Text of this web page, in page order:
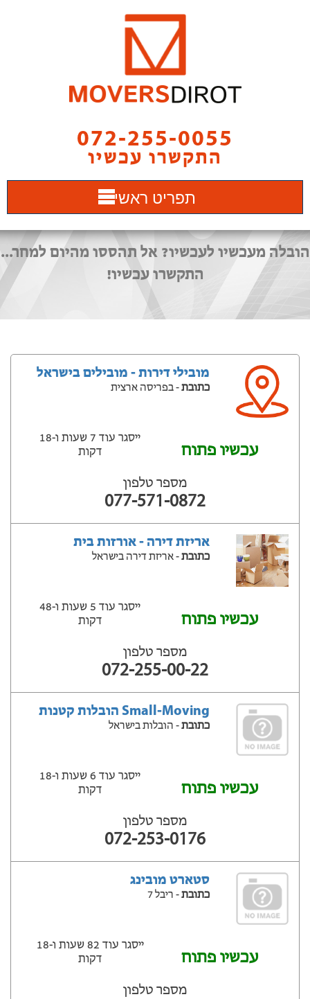
072-255-0055
התקשרו עכשיו
תפריט ראשי
הובלה מעכשיו לעכשיו? אל תהססו מהיום למחר...
התקשרו עכשיו!
מובילי דירות - מובילים בישראל
כתובת- בפריסה ארצית
עכשיו פתוח
ייסגר עוד 7 שעות ‫ו-18
דקות
מספר טלפון
077-571-0872
אריזת דירה - אורזות בית
כתובת- אריזת דירה בישראל
עכשיו פתוח
ייסגר עוד 5 שעות ‫ו-48
דקות
מספר טלפון
072-255-00-22
Small-Moving הובלות קטנות
כתובת- הובלות בישראל
עכשיו פתוח
ייסגר עוד 6 שעות ‫ו-18
דקות
מספר טלפון
072-253-0176
סטארט מובינג
כתובת- ריבל 7
עכשיו פתוח
ייסגר עוד 82 שעות ‫ו-18
דקות
מספר טלפון